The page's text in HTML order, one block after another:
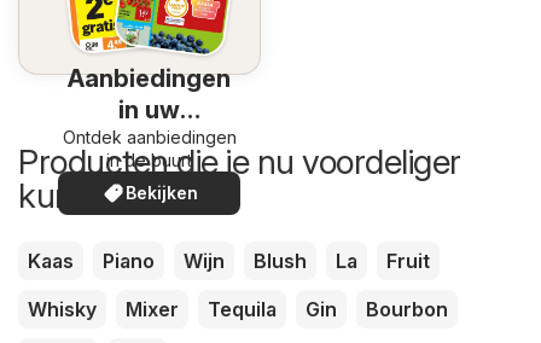
Aanbiedingen
in uw
omgeving
Ontdek aanbiedingen
in de buurt
Bekijken
Producten die je nu voordeliger
kunt kopen
Kaas Piano Wijn Blush La
Fruit
Whisky
Mixer Tequila Gin
Bourbon